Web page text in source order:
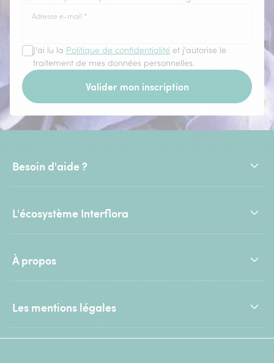
Adresse e-mail *
J'ai lu la Politique de confidentialité et j'autorise le
traitement de mes données personnelles.
Valider mon inscription
Besoin d'aide ?
L'écosystème Interflora
À propos
Les mentions légales